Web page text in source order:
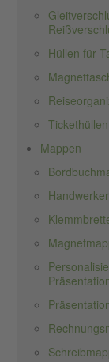
Hüllen für
Mappen